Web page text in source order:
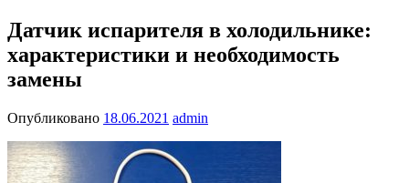
Датчик испарителя в холодильнике:
характеристики и необходимость
замены
Опубликовано 18.06.2021 admin